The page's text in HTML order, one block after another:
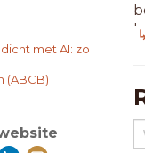
met AI: zo
(ABCB)